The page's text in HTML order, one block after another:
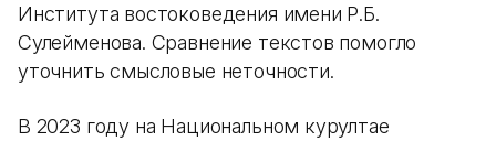
Института востоковедения имени Р.Б.
Сулейменова. Сравнение текстов помогло
уточнить смысловые неточности.
В 2023 году на Национальном курултае